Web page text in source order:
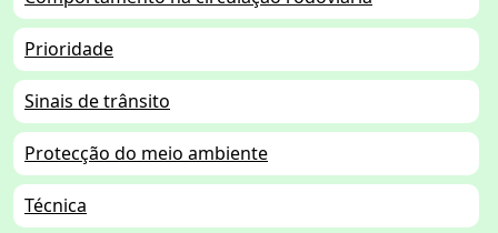
Prioridade
Sinais de trânsito
Protecção do meio ambiente
Técnica